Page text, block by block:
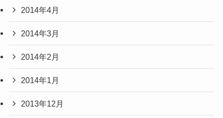
2014年4月
2014年3月
2014年2月
2014年1月
2013年12月